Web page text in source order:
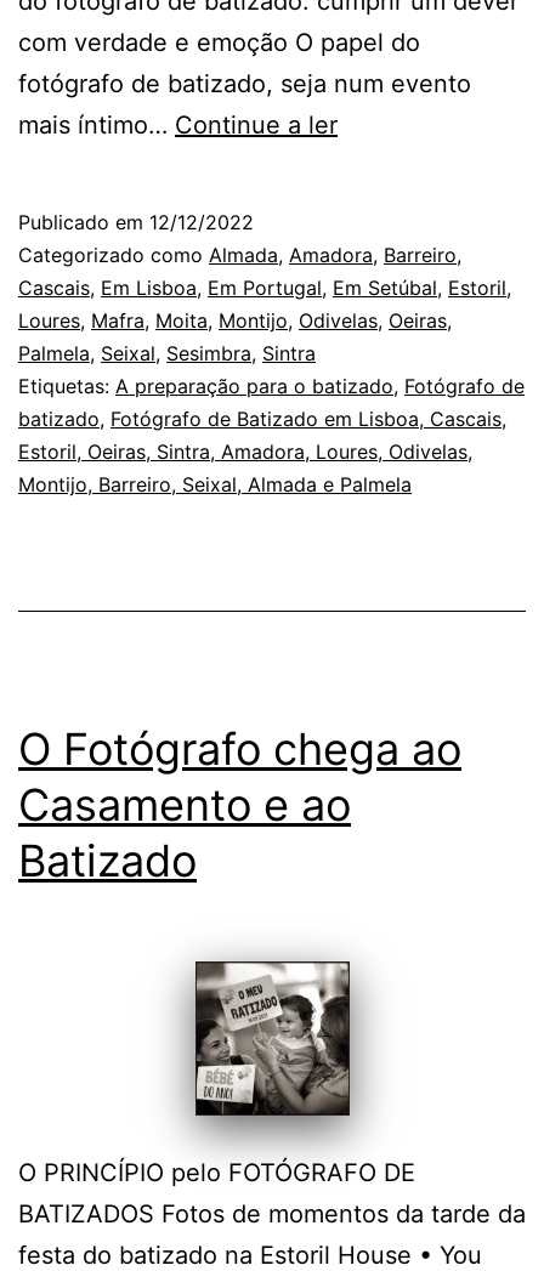
com verdade e emoção O papel do
fotógrafo de batizado, seja num evento
mais íntimo… Continue a lerO
Batizado
em
Sintra
o
acordo
entre
Publicado em 12/12/2022
Categorizado como Almada, Amadora, Barreiro,
Cascais, Em Lisboa, Em Portugal, Em Setúbal, Estoril,
Loures, Mafra, Moita, Montijo, Odivelas, Oeiras,
Palmela, Seixal, Sesimbra, Sintra
Etiquetas: A preparação para o batizado, Fotógrafo de
batizado, Fotógrafo de Batizado em Lisboa, Cascais,
Estoril, Oeiras, Sintra, Amadora, Loures, Odivelas,
Montijo, Barreiro, Seixal, Almada e Palmela
O Fotógrafo chega ao
Casamento e ao
Batizado
O PRINCÍPIO pelo FOTÓGRAFO DE
BATIZADOS Fotos de momentos da tarde da
festa do batizado na Estoril House • You